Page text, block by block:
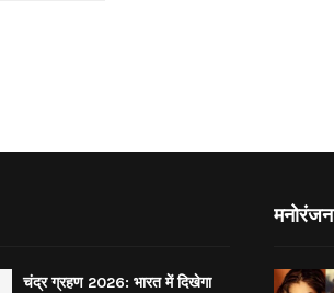
चंद्र ग्रहण 2026: भारत में दिखेगा
मनोरंजन